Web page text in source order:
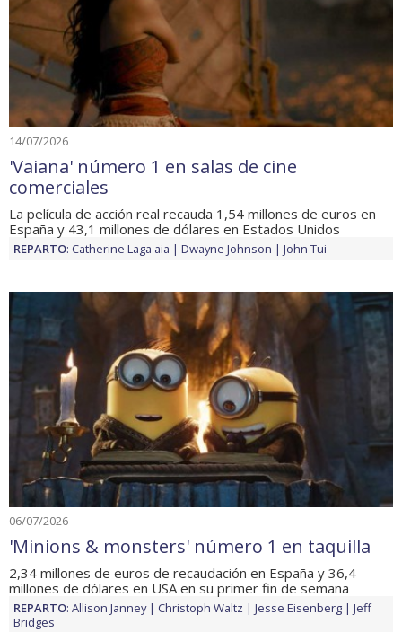
14/07/2026
'Vaiana' número 1 en salas de cine
comerciales
La película de acción real recauda 1,54 millones de euros en
España y 43,1 millones de dólares en Estados Unidos
REPARTO: Catherine Laga'aia Dwayne Johnson John Tui
06/07/2026
'Minions & monsters' número 1 en taquilla
2,34 millones de euros de recaudación en España y 36,4
millones de dólares en USA en su primer fin de semana
REPARTO: Allison Janney Christoph Waltz Jesse Eisenberg
Jeff
Bridges